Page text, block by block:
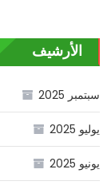
الأرشيف
سبتمبر 2025
يوليو 2025
يونيو 2025